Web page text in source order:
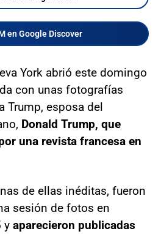
en Google Discover
York abrió este domingo
con unas fotografías
Trump, esposa del
Donald Trump, que
una revista francesa en
de ellas inéditas, fueron
sesión de fotos en
y aparecieron publicadas